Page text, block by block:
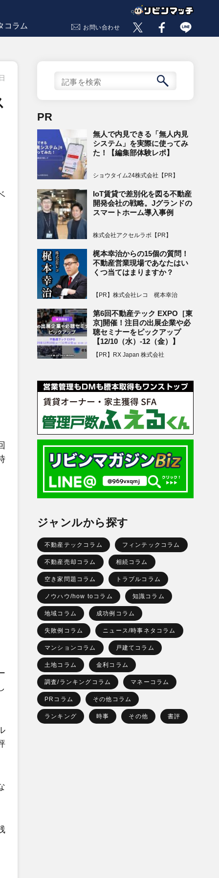
コラム お問い合わせ
PR
無人で内見できる「無人内見
システム」を実際に使ってみ
た！【編集部体験レポ】
ショウタイム24株式会社【PR】
IoT賃貸で差別化を図る不動産
開発会社の戦略。Jグランドの
スマートホーム導入事例
株式会社アクセルラボ【PR】
梶本幸治からの15個の質問！
不動産営業現場であなたはい
くつ当てはまりますか？
【PR】株式会社レコ 梶本幸治
第6回不動産テック EXPO［東
京]開催！注目の出展企業や必
聴セミナーをピックアップ
【12/10（水）-12（金）】
【PR】RX Japan 株式会社
ジャンルから探す
不動産テックコラム フィンテックコラム
不動産売却コラム 相続コラム
空き家問題コラム トラブルコラム
ノウハウ/how toコラム 知識コラム
地域コラム 成功例コラム
失敗例コラム ニュース/時事ネタコラム
マンションコラム 戸建てコラム
土地コラム 金利コラム
調査/ランキングコラム マネーコラム
PRコラム その他コラム
ランキング 時事 その他 書評